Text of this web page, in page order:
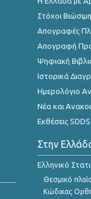
Στόχοι
Απογραφές
Απογραφή
Ψηφιακή
Ιστορικά
Ημερολόγιο
Νέα και
Εκθέσεις SDDS
Στην
Ελληνικό
Θεσμικό
Κώδικας